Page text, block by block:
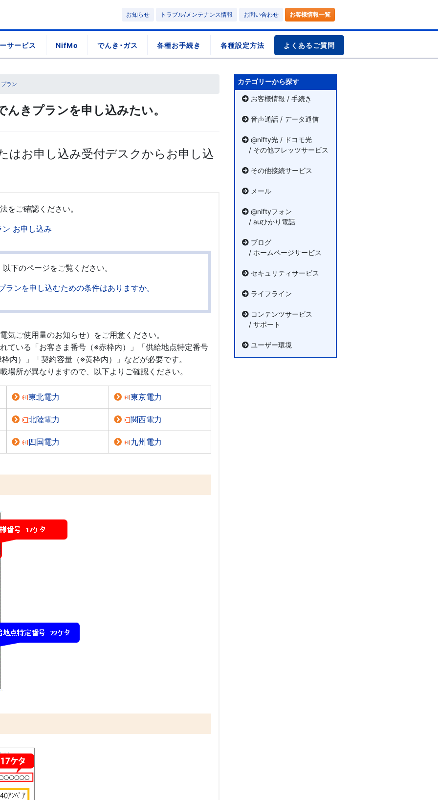
お知らせ トラブル/メンテナンス情報 お問い合わせ お客様情報一覧
サービス NifMo でんき･ガス 各種お手続き 各種設定方法 よくあるご質問
ラン
んきプランを申し込みたい。
はお申し込み受付デスクからお申し込
をご確認ください。
お申し込み
下のページをご覧ください。
ランを申し込むための条件はありますか。
気ご使用量のお知らせ）をご用意ください。
ている「お客さま番号（※赤枠内）」「供給地点特定番号
内）」「契約容量（※黄枠内）」などが必要です。
場所が異なりますので、以下よりご確認ください。
東北電力 東京電力
北陸電力 関西電力
四国電力 九州電力
カテゴリーから探す
お客様情報 / 手続き
音声通話 / データ通信
@nifty光 / ドコモ光
/ その他フレッツサービス
その他接続サービス
メール
@niftyフォン
/ auひかり電話
ブログ
/ ホームページサービス
セキュリティサービス
ライフライン
コンテンツサービス
/ サポート
ユーザー環境